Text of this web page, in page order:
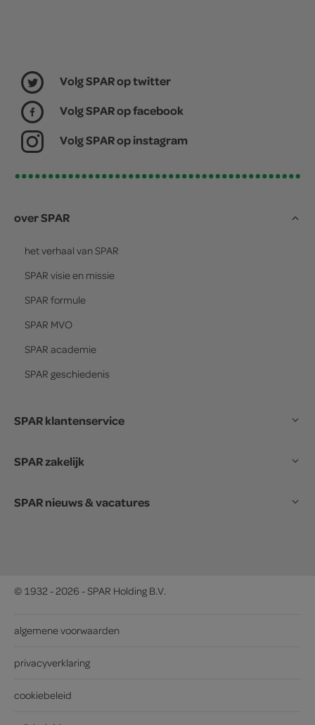
Volg SPAR op twitter
Volg SPAR op facebook
Volg SPAR op instagram
over SPAR
het verhaal van SPAR
SPAR visie en missie
SPAR formule
SPAR MVO
SPAR academie
SPAR geschiedenis
SPAR klantenservice
SPAR zakelijk
SPAR nieuws & vacatures
© 1932 - 2026 - SPAR Holding B.V.
algemene voorwaarden
privacyverklaring
cookiebeleid